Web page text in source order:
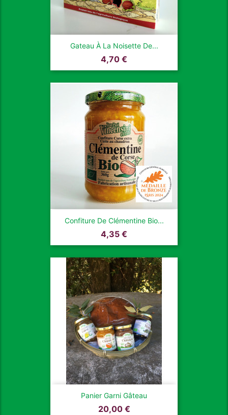
Gateau À La Noisette De...
Prix
4,70 €
Confiture De Clémentine Bio...
Prix
4,35 €
Panier Garni Gâteau
Prix
20,00 €